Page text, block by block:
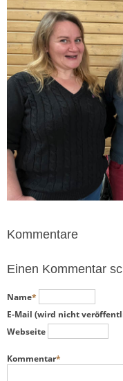
Kommentare
Einen Kommentar
Pflichtfeld
Name*
Pflichtfeld
E-Mail (wird nicht
Webseite
Pflichtfeld
Kommentar*